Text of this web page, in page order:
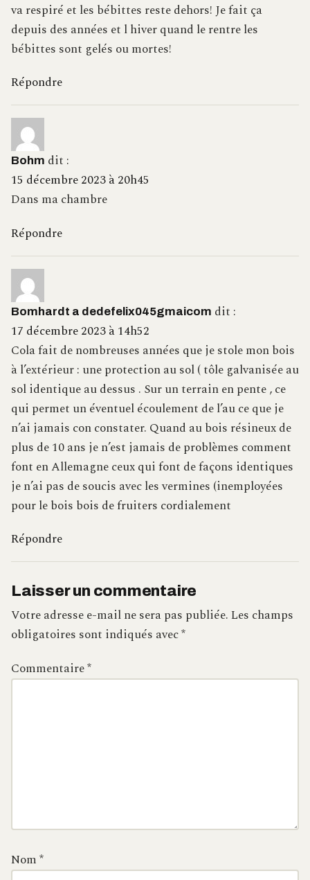
va respiré et les bébittes reste dehors! Je fait ça
depuis des années et l hiver quand le rentre les
bébittes sont gelés ou mortes!
Répondre
Bohm dit :
15 décembre 2023 à 20h45
Dans ma chambre
Répondre
Bomhardt a dedefelix045gmaicom dit :
17 décembre 2023 à 14h52
Cola fait de nombreuses années que je stole mon bois
à l’extérieur : une protection au sol ( tôle galvanisée au
sol identique au dessus . Sur un terrain en pente , ce
qui permet un éventuel écoulement de l’au ce que je
n’ai jamais con constater. Quand au bois résineux de
plus de 10 ans je n’est jamais de problèmes comment
font en Allemagne ceux qui font de façons identiques
je n’ai pas de soucis avec les vermines (inemployées
pour le bois bois de fruiters cordialement
Répondre
Laisser un commentaire
Votre adresse e-mail ne sera pas publiée.Les champs
obligatoires sont indiqués avec*
Commentaire*
Nom*